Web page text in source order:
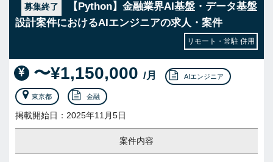
募集終了
【Python】金融業界AI基盤・データ基盤
設計案件におけるAIエンジニアの求人・案件
リモート・常駐 併用
〜¥1,150,000 /月 AIエンジニア
東京都 金融
掲載開始日：2025年11月5日
案件内容